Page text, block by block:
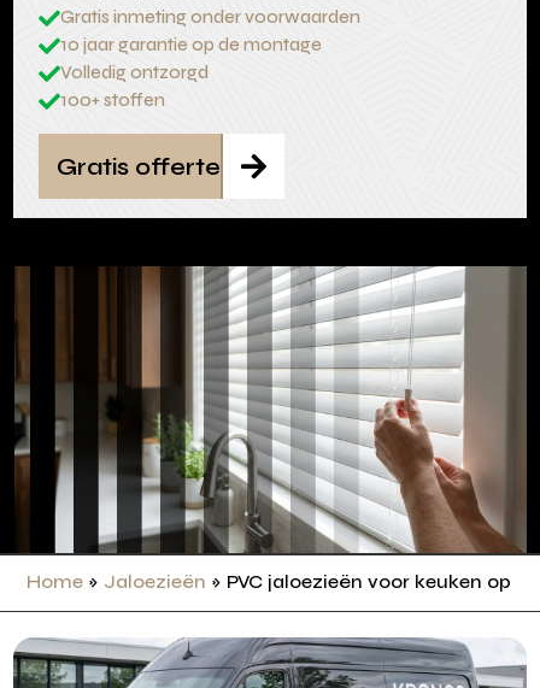
Gratis inmeting onder voorwaarden
10 jaar garantie op de montage
Volledig ontzorgd
100+ stoffen

Gratis offerte
Home » Jaloezieën » PVC jaloezieën voor keuken op